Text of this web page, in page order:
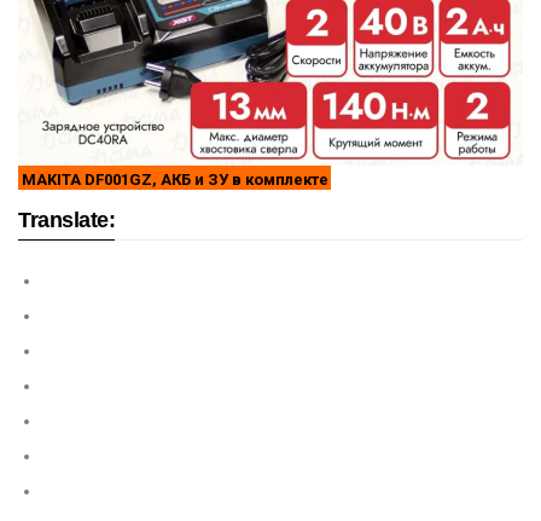
MAKITA DF001GZ, АКБ и ЗУ в комплекте
Translate: